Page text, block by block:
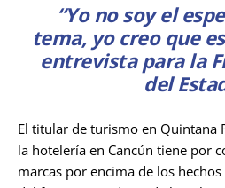
“Yo no soy el
tema, yo creo que
entrevista para la
del
El titular de turismo en Quintana
la hotelería en Cancún tiene por
marcas por encima de los